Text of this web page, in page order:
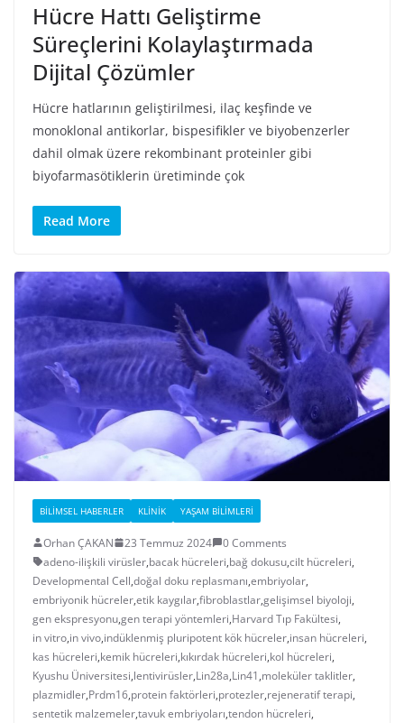
Hücre Hattı Geliştirme
Süreçlerini Kolaylaştırmada
Dijital Çözümler
Hücre hatlarının geliştirilmesi, ilaç keşfinde ve
monoklonal antikorlar, bispesifikler ve biyobenzerler
dahil olmak üzere rekombinant proteinler gibi
biyofarmasötiklerin üretiminde çok
Read More
BILIMSEL HABERLER KLINIK YAŞAM BILIMLERI
Orhan ÇAKAN 23 Temmuz 2024
0 Comments
adeno-ilişkili virüsler,bacak hücreleri,bağ dokusu,cilt hücreleri,
Developmental Cell,doğal doku replasmanı,embriyolar,
embriyonik hücreler,etik kaygılar,fibroblastlar,gelişimsel biyoloji,
gen ekspresyonu,gen terapi yöntemleri,Harvard Tıp Fakültesi,
in vitro,in vivo,indüklenmiş pluripotent kök hücreler,insan hücreleri,
kas hücreleri,kemik hücreleri,kıkırdak hücreleri,kol hücreleri,
Kyushu Üniversitesi,lentivirüsler,Lin28a,Lin41,moleküler taklitler,
plazmidler,Prdm16,protein faktörleri,protezler,rejeneratif terapi,
sentetik malzemeler,tavuk embriyoları,tendon hücreleri,